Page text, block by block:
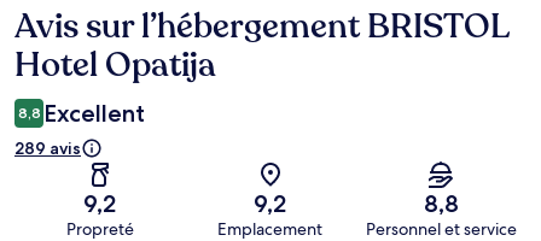
Avis
Avis sur l’hébergement BRISTOL
Hotel Opatija
8,8 Excellent
289 avis
9,2
Propreté
9,2
Emplacement
8,8
Personnel et service